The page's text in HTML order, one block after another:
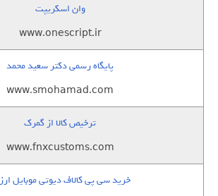
وان اسکریپت
www.onescript.ir
پایگاه رسمی دکتر سعید محمد
www.smohamad.com
ترخیص کالا از گمرک
www.fnxcustoms.com
خرید سی پی کالاف دیوتی موبایل